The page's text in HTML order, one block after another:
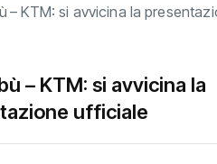
– KTM: si avvicina la
ufficiale